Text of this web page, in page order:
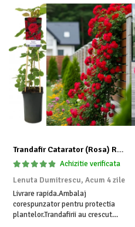
Trandafir Catarator (Rosa) Red Climber - 75cm
Achizitie verificata
Lenuta Dumitrescu, Acum 4 zile
Livrare rapida.Ambalaj
corespunzator pentru protectia
plantelor.Trandafirii au crescut